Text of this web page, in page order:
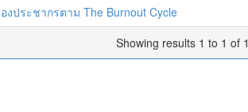
ประชากรตาม The Burnout Cycle
Showing results 1 to 1 of 1